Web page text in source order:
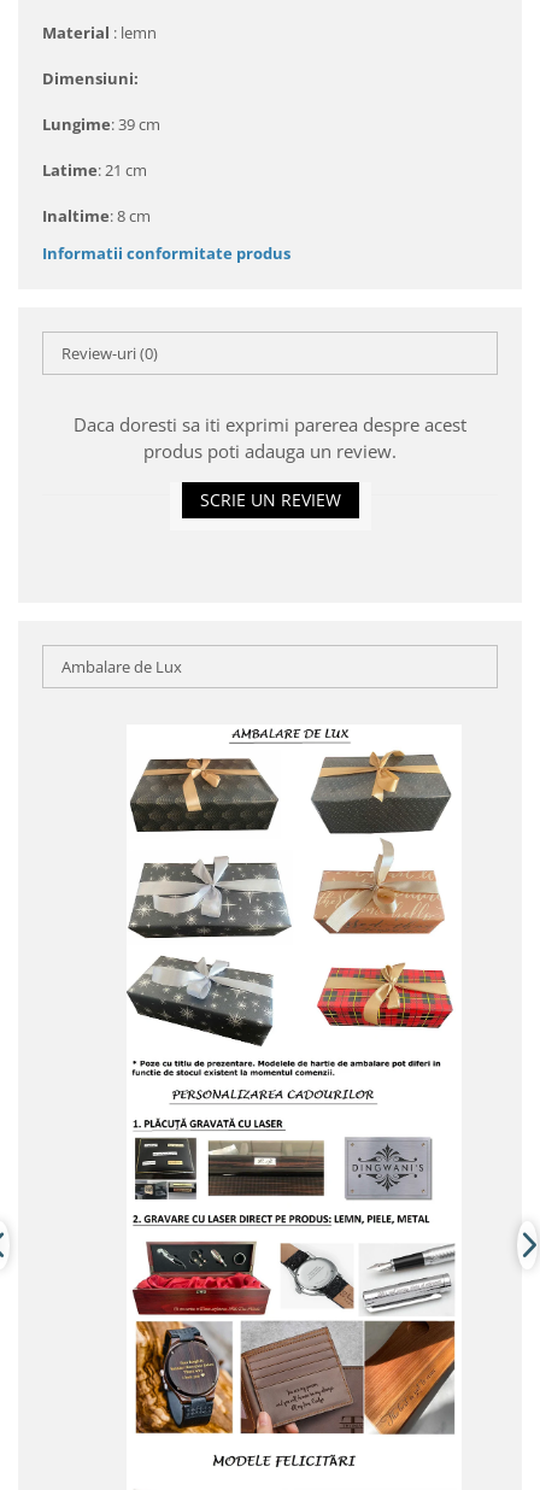
Material : lemn
Dimensiuni:
Lungime: 39 cm
Latime: 21 cm
Inaltime: 8 cm
Informatii conformitate produs
Review-uri(0)
Daca doresti sa iti exprimi parerea despre acest
produs poti adauga un review.
SCRIE UN REVIEW
Ambalare de Lux